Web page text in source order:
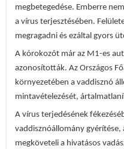
megbetegedése. Emberre
a vírus terjesztésében.
megragadni és ezáltal gyors
A kórokozót már az M1-es
azonosították. Az Országos
környezetében a vaddisznó
mintavételezését,
A vírus terjedésének
vaddisznóállomány gyérítése,
megköveteli a hivatásos